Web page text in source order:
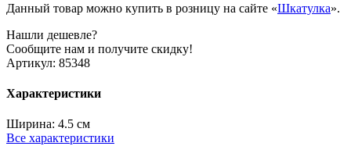
Данный товар можно купить в розницу на сайте «Шкатулка».
Нашли дешевле?
Сообщите нам и получите скидку!
Артикул: 85348
Характеристики
Ширина: 4.5 см
Все характеристики